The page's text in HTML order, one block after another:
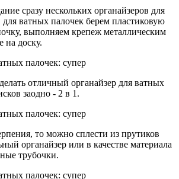
сразу нескольких органайзеров для
ватных палочек берем пластиковую
выполняем крепеж металлическим
на доску.
отличный органайзер для ватных
заодно - 2 в 1.
то можно сплести из прутиков
органайзер или в качестве материала
трубочки.